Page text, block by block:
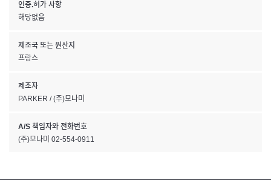
인증.허가 사항
해당없음
제조국 또는 원산지
프랑스
제조자
PARKER / (주)모나미
A/S 책임자와 전화번호
(주)모나미 02-554-0911